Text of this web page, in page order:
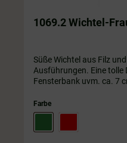
1069.2 Wichtel-
Süße Wichtel aus Filz
Ausführungen. Eine tolle
Fensterbank uvm. ca. 7
Farbe